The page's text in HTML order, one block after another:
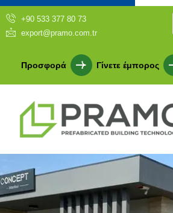
+90 533 377 80 73
export@pramo.com.tr
Προσφορά Γίνετε έμπορος